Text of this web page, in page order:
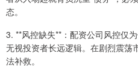
态。
3. **风控缺失**：配资公司风控仅
无视投资者长远逻辑。在剧烈震荡
法补救。